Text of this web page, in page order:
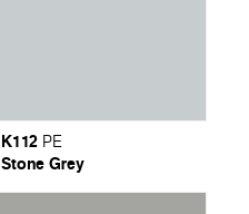
K112 PE
Stone Grey